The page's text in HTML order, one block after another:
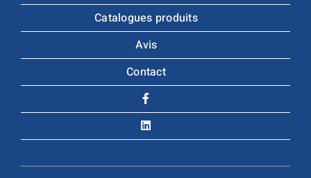
Catalogues produits
Avis
Contact